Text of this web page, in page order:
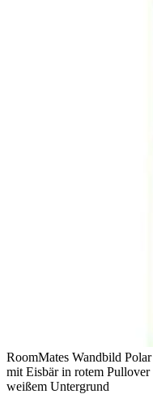
RoomMates Wandbild
mit Eisbär in rotem
weißem Untergrund